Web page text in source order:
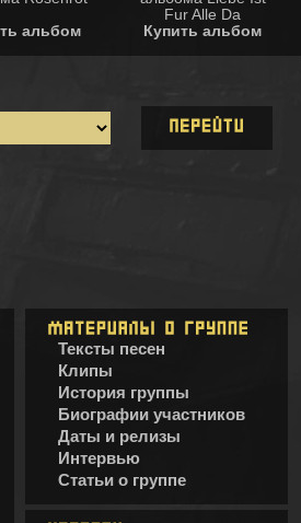
альбом
Fur Alle Da
Купить альбом
Тексты песен
Клипы
История группы
Биографии участников
Даты и релизы
Интервью
Статьи о группе